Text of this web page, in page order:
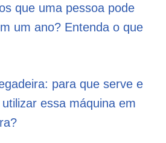
que uma pessoa pode
um ano? Entenda o que
para que serve e
essa máquina em